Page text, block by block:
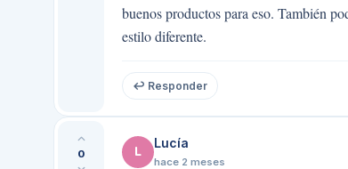
buenos productos para eso. También
estilo diferente.
↩ Responder
0 L
Lucía
hace 2 meses